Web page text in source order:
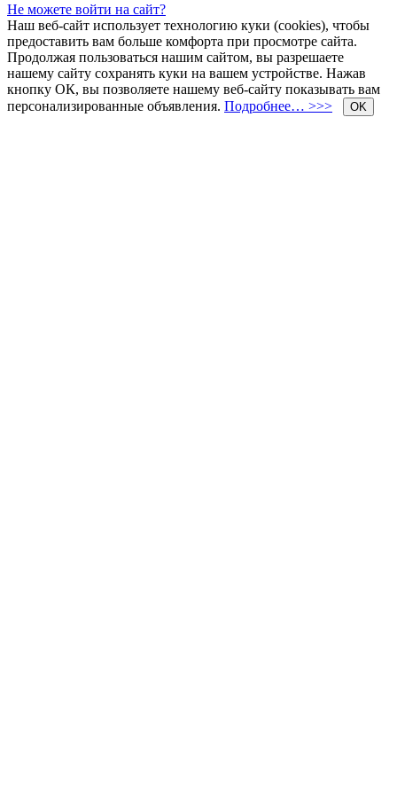
Не можете войти на сайт?
Наш веб-сайт использует технологию куки (cookies), чтобы
предоставить вам больше комфорта при просмотре сайта.
Продолжая пользоваться нашим сайтом, вы разрешаете
нашему сайту сохранять куки на вашем устройстве. Нажав
кнопку ОК, вы позволяете нашему веб-сайту показывать вам
персонализированные объявления. Подробнее… >>> OK